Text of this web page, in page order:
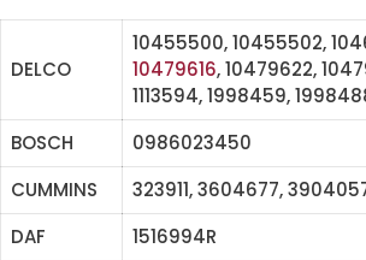
DELCO
10455500, 10455502,
10479616, 10479622,
1113594, 1998459,
BOSCH
0986023450
CUMMINS
323911, 3604677,
DAF
1516994R